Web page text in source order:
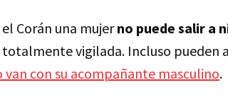
Corán una mujerno puede salir a
vigilada. Incluso pueden
van con su acompañante masculino.